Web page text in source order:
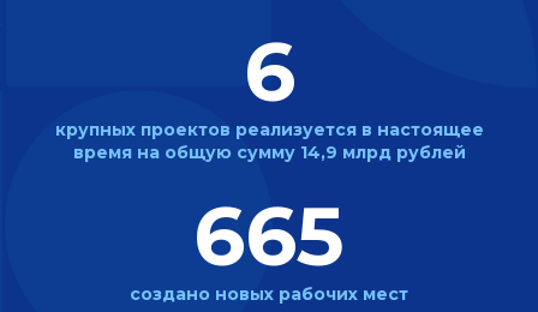
6
крупных проектов реализуется в настоящее
время на общую сумму 14,9 млрд рублей
665
создано новых рабочих мест